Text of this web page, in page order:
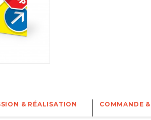
& RÉALISATION COMMANDE